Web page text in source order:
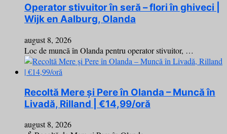
Operator stivuitor în seră – flori în ghiveci |
Wijk en Aalburg, Olanda
august 8, 2026
Loc de muncă în Olanda pentru operator stivuitor, …
Recoltă Mere și Pere în Olanda – Muncă în
Livadă, Rilland | €14,99/oră
august 8, 2026